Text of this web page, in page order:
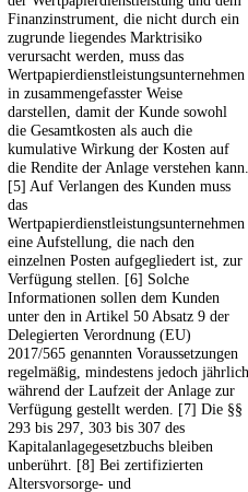
Finanzinstrument, die nicht durch ein
zugrunde liegendes Marktrisiko
verursacht werden, muss das
Wertpapierdienstleistungsunternehmen
in zusammengefasster Weise
darstellen, damit der Kunde sowohl
die Gesamtkosten als auch die
kumulative Wirkung der Kosten auf
die Rendite der Anlage verstehen kann.
[5] Auf Verlangen des Kunden muss
das
Wertpapierdienstleistungsunternehmen
eine Aufstellung, die nach den
einzelnen Posten aufgegliedert ist, zur
Verfügung stellen. [6] Solche
Informationen sollen dem Kunden
unter den in Artikel 50 Absatz 9 der
Delegierten Verordnung (EU)
2017/565 genannten Voraussetzungen
regelmäßig, mindestens jedoch jährlich
während der Laufzeit der Anlage zur
Verfügung gestellt werden. [7] Die §§
293 bis 297, 303 bis 307 des
Kapitalanlagegesetzbuchs bleiben
unberührt. [8] Bei zertifizierten
Altersvorsorge- und